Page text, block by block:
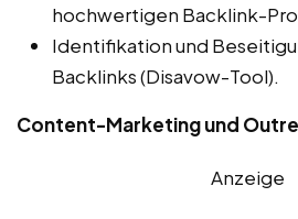
hochwertigen Backlink-
Identifikation und
Backlinks (Disavow-Tool).
Content-Marketing und
Anzeige